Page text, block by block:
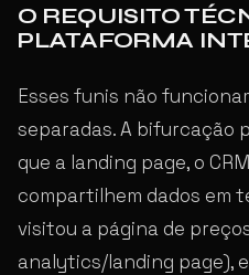
O REQUISITO
PLATAFORMA
Esses funis não
separadas. A bifurcação
que a landing page, o
compartilhem dados em
visitou a página de
analytics/landing page),